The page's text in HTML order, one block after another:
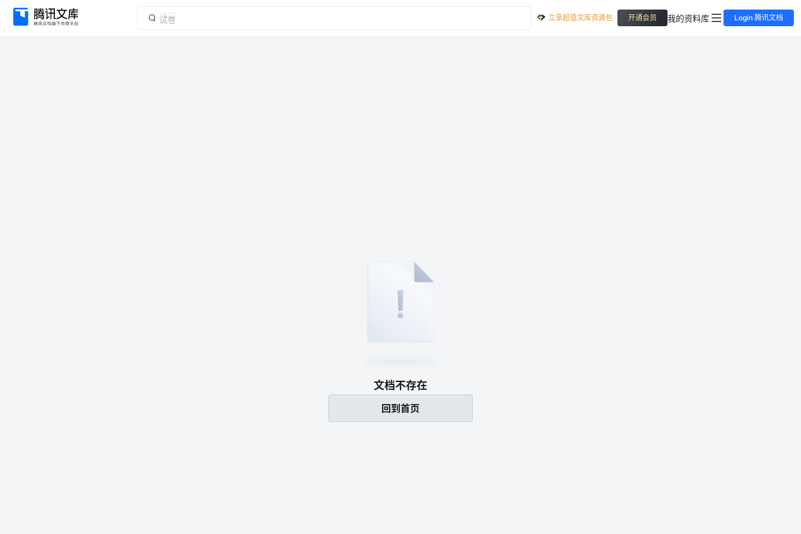
试卷 立享超值文库资源包 开通会员 我的资料库 Login 腾讯文档
文档不存在
回到首页